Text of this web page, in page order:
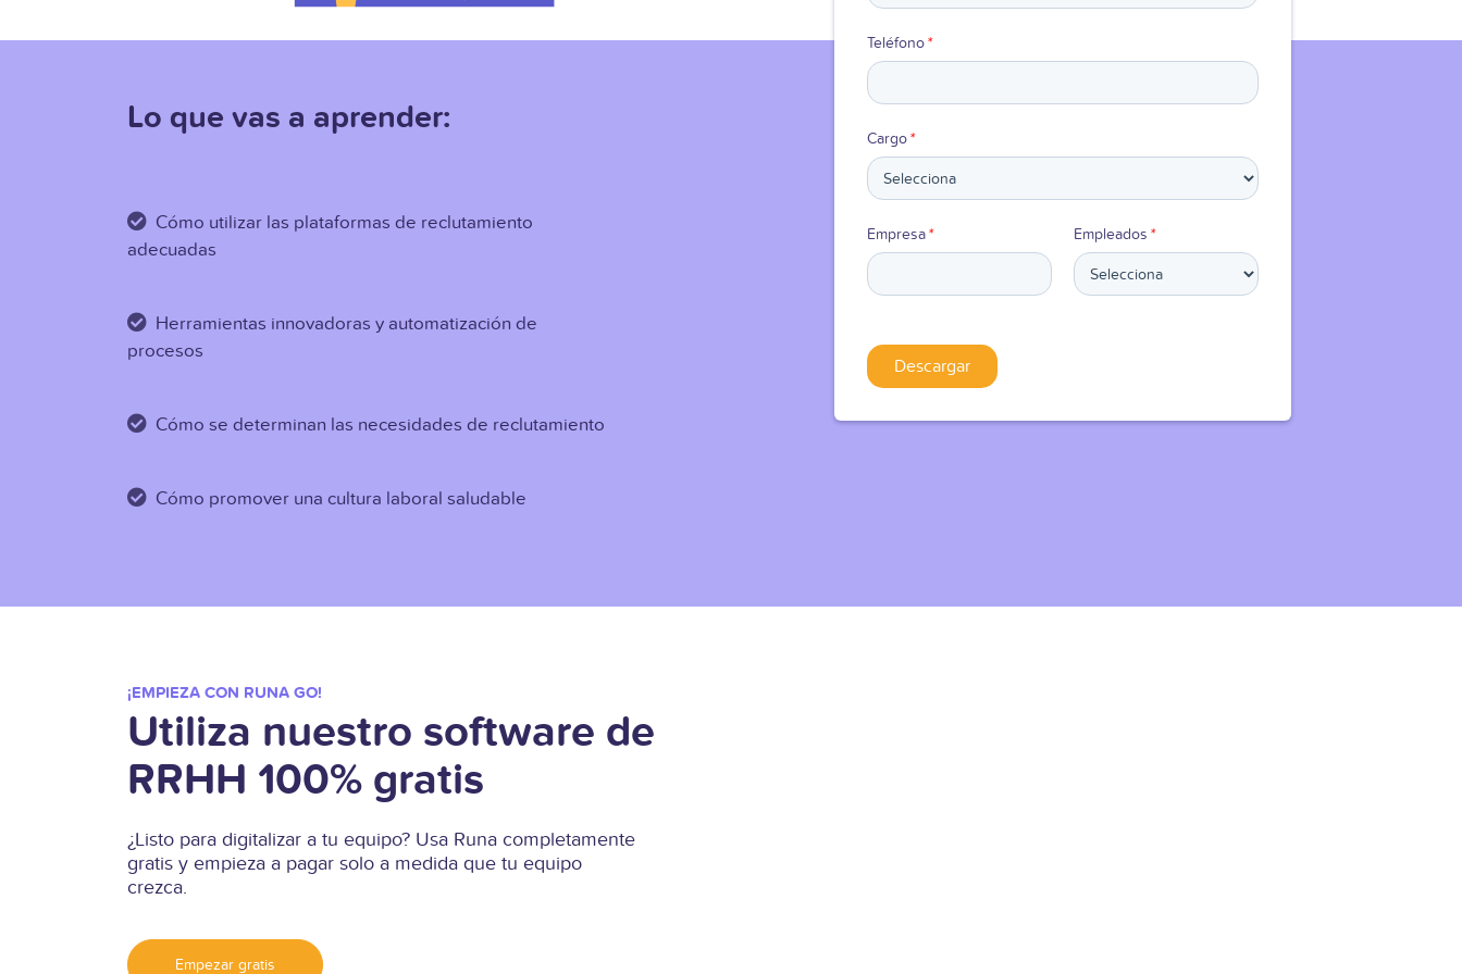
Teléfono*
Cargo*
Empresa* Empleados *
Lo que vas a aprender:
Cómo utilizar las plataformas de reclutamiento
adecuadas
Herramientas innovadoras y automatización de
procesos
Cómo se determinan las necesidades de reclutamiento
Cómo promover una cultura laboral saludable
¡EMPIEZA CON RUNA GO!
Utiliza nuestro software de
RRHH 100% gratis
¿Listo para digitalizar a tu equipo? Usa Runa completamente
gratis y empieza a pagar solo a medida que tu equipo
crezca.
Empezar gratis